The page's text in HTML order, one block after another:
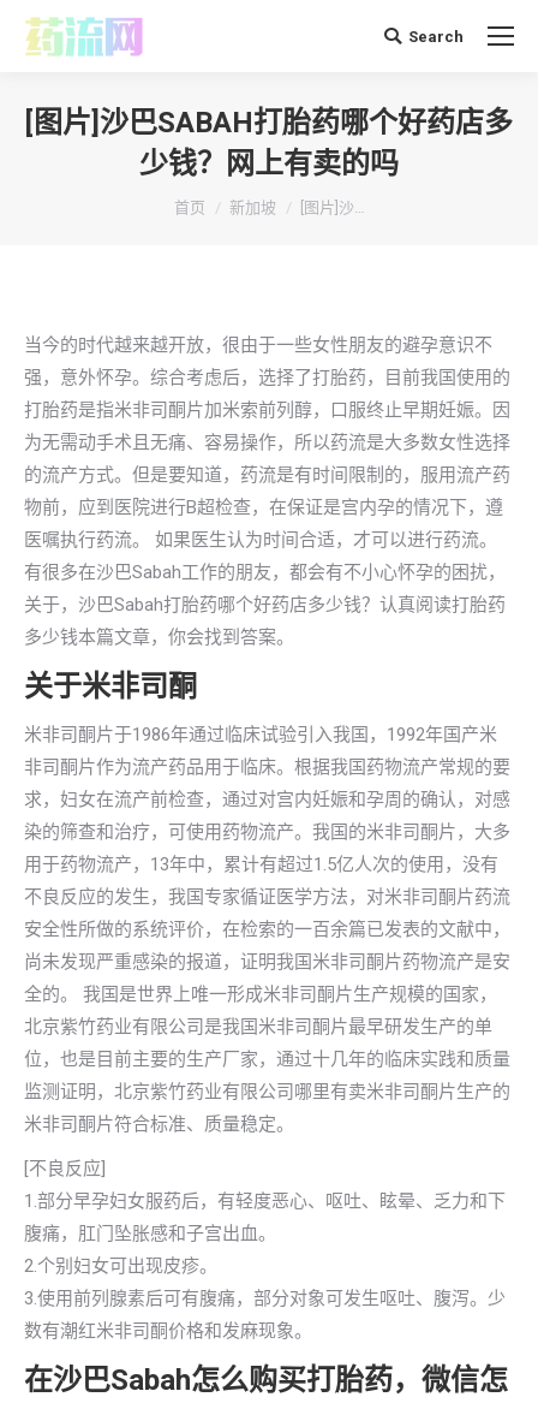
搜 Search
[图片]沙巴SABAH打胎药哪个好药店多
少钱？网上有卖的吗
你在这里：
首页 新加坡 [图片]沙…
当今的时代越来越开放，很由于一些女性朋友的避孕意识不
强，意外怀孕。综合考虑后，选择了打胎药，目前我国使用的
打胎药是指米非司酮片加米索前列醇，口服终止早期妊娠。因
为无需动手术且无痛、容易操作，所以药流是大多数女性选择
的流产方式。但是要知道，药流是有时间限制的，服用流产药
物前，应到医院进行B超检查，在保证是宫内孕的情况下，遵
医嘱执行药流。 如果医生认为时间合适，才可以进行药流。
有很多在沙巴Sabah工作的朋友，都会有不小心怀孕的困扰，
关于，沙巴Sabah打胎药哪个好药店多少钱？认真阅读打胎药
多少钱本篇文章，你会找到答案。
关于米非司酮
米非司酮片于1986年通过临床试验引入我国，1992年国产米
非司酮片作为流产药品用于临床。根据我国药物流产常规的要
求，妇女在流产前检查，通过对宫内妊娠和孕周的确认，对感
染的筛查和治疗，可使用药物流产。我国的米非司酮片，大多
用于药物流产，13年中，累计有超过1.5亿人次的使用，没有
不良反应的发生，我国专家循证医学方法，对米非司酮片药流
安全性所做的系统评价，在检索的一百余篇已发表的文献中，
尚未发现严重感染的报道，证明我国米非司酮片药物流产是安
全的。 我国是世界上唯一形成米非司酮片生产规模的国家，
北京紫竹药业有限公司是我国米非司酮片最早研发生产的单
位，也是目前主要的生产厂家，通过十几年的临床实践和质量
监测证明，北京紫竹药业有限公司哪里有卖米非司酮片生产的
米非司酮片符合标准、质量稳定。
[不良反应]
1.部分早孕妇女服药后，有轻度恶心、呕吐、眩晕、乏力和下
腹痛，肛门坠胀感和子宫出血。
2.个别妇女可出现皮疹。
3.使用前列腺素后可有腹痛，部分对象可发生呕吐、腹泻。少
数有潮红米非司酮价格和发麻现象。
在沙巴Sabah怎么购买打胎药，微信怎